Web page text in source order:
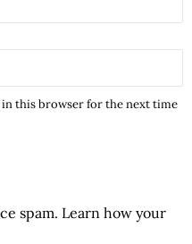
in this browser for the next time
spam. Learn how your